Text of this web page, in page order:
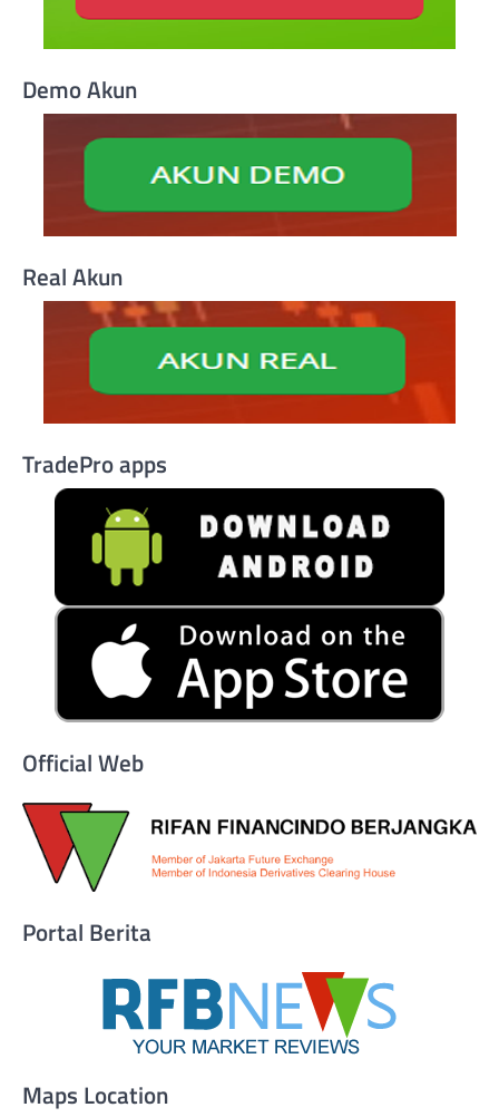
Demo Akun
Real Akun
TradePro apps
Official Web
Portal Berita
Maps Location